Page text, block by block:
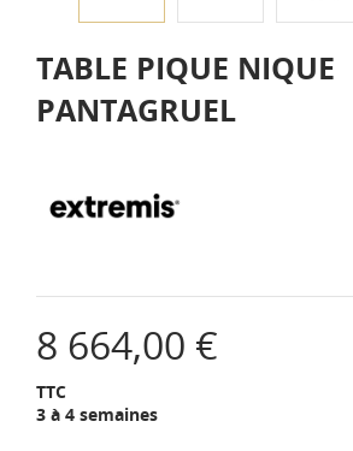
TABLE PIQUE NIQUE
PANTAGRUEL
8 664,00 €
TTC
3 à 4 semaines